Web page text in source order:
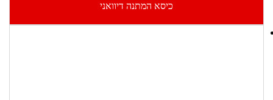
כיסא המתנה דיוואני